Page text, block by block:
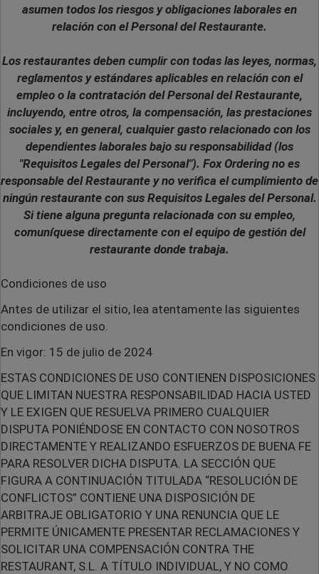
asumen todos los riesgos y obligaciones laborales en
relación con el Personal del Restaurante.
Los restaurantes deben cumplir con todas las leyes, normas,
reglamentos y estándares aplicables en relación con el
empleo o la contratación del Personal del Restaurante,
incluyendo, entre otros, la compensación, las prestaciones
sociales y, en general, cualquier gasto relacionado con los
dependientes laborales bajo su responsabilidad (los
"Requisitos Legales del Personal"). Fox Ordering no es
responsable del Restaurante y no verifica el cumplimiento de
ningún restaurante con sus Requisitos Legales del Personal.
Si tiene alguna pregunta relacionada con su empleo,
comuníquese directamente con el equipo de gestión del
restaurante donde trabaja.
Condiciones de uso
Antes de utilizar el sitio, lea atentamente las siguientes
condiciones de uso.
En vigor: 15 de julio de 2024
ESTAS CONDICIONES DE USO CONTIENEN DISPOSICIONES
QUE LIMITAN NUESTRA RESPONSABILIDAD HACIA USTED
Y LE EXIGEN QUE RESUELVA PRIMERO CUALQUIER
DISPUTA PONIÉNDOSE EN CONTACTO CON NOSOTROS
DIRECTAMENTE Y REALIZANDO ESFUERZOS DE BUENA FE
PARA RESOLVER DICHA DISPUTA. LA SECCIÓN QUE
FIGURA A CONTINUACIÓN TITULADA “RESOLUCIÓN DE
CONFLICTOS” CONTIENE UNA DISPOSICIÓN DE
ARBITRAJE OBLIGATORIO Y UNA RENUNCIA QUE LE
PERMITE ÚNICAMENTE PRESENTAR RECLAMACIONES Y
SOLICITAR UNA COMPENSACIÓN CONTRA THE
RESTAURANT, S.L. A TÍTULO INDIVIDUAL, Y NO COMO